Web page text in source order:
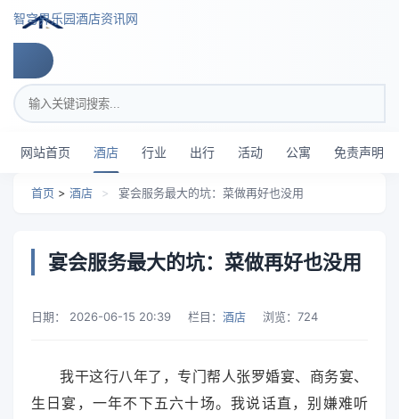
智穹界乐园酒店资讯网
搜索关键词
网站首页 酒店 行业 出行 活动 公寓 免责声明
首页 > 酒店 > 宴会服务最大的坑：菜做再好也没用
宴会服务最大的坑：菜做再好也没用
日期： 2026-06-15 20:39 栏目： 酒店 浏览： 724
我干这行八年了，专门帮人张罗婚宴、商务宴、
生日宴，一年不下五六十场。我说话直，别嫌难听